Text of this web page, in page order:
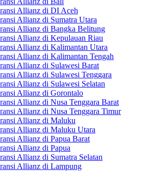
Allianz di DI Aceh
Allianz di Sumatra Utara
Allianz di Bangka Belitung
Allianz di Kepulauan Riau
Allianz di Kalimantan Utara
Allianz di Kalimantan Tengah
Allianz di Sulawesi Barat
Allianz di Sulawesi Tenggara
Allianz di Sulawesi Selatan
Allianz di Gorontalo
Allianz di Nusa Tenggara Barat
Allianz di Nusa Tenggara Timur
Allianz di Maluku
Allianz di Maluku Utara
Allianz di Papua Barat
Allianz di Papua
Allianz di Sumatra Selatan
Allianz di Lampung